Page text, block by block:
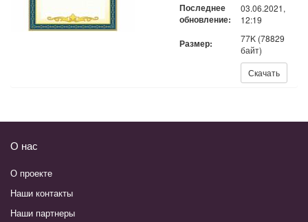
Последнее
обновление:
03.06.2021,
12:19
Размер:
77K (78829
байт)
Скачать
О нас
О проекте
Наши контакты
Наши партнеры